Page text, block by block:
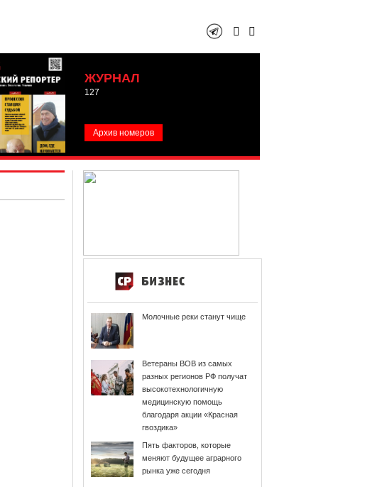
ЖУРНАЛ
127
Архив номеров
Молочные реки станут чище
Ветераны ВОВ из самых
разных регионов РФ получат
высокотехнологичную
медицинскую помощь
благодаря акции «Красная
гвоздика»
Пять факторов, которые
меняют будущее аграрного
рынка уже сегодня